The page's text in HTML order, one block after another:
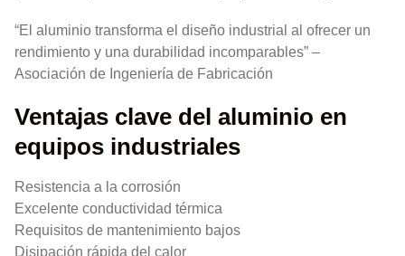
“El aluminio transforma el diseño industrial al ofrecer un
rendimiento y una durabilidad incomparables” –
Asociación de Ingeniería de Fabricación
Ventajas clave del aluminio en
equipos industriales
Resistencia a la corrosión
Excelente conductividad térmica
Requisitos de mantenimiento bajos
Disipación rápida del calor